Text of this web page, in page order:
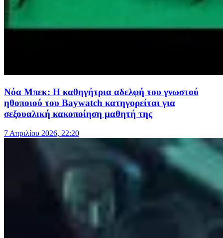
Νόα Μπεκ: Η καθηγήτρια αδελφή του γνωστού
ηθοποιού του Baywatch κατηγορείται για
σεξουαλική κακοποίηση μαθητή της
7 Απριλίου 2026, 22:20